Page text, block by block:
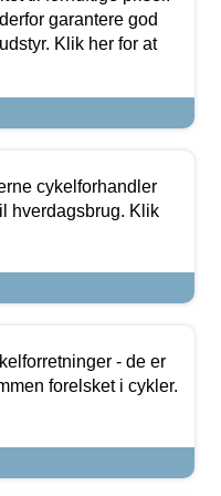
garantere god
Klik her for at
cykelforhandler
hverdagsbrug. Klik
- de er
forelsket i cykler.